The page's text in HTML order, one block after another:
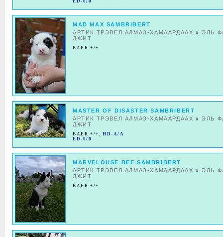
ED-0/0
MAD MAX SAMBRIBERT
АРТИК ТРЭВЕЛ АЛМАЗ-ХАМААРДААХ x ЭЛЬ
ДЖИТ
BAER +/+
MASTER OF DISASTER SAMBRIBERT
АРТИК ТРЭВЕЛ АЛМАЗ-ХАМААРДААХ x ЭЛЬ
ДЖИТ
BAER +/+ ,HD-A/A
ED-0/0
MARVELOUSE BEE SAMBRIBERT
АРТИК ТРЭВЕЛ АЛМАЗ-ХАМААРДААХ x ЭЛЬ
ДЖИТ
BAER +/+